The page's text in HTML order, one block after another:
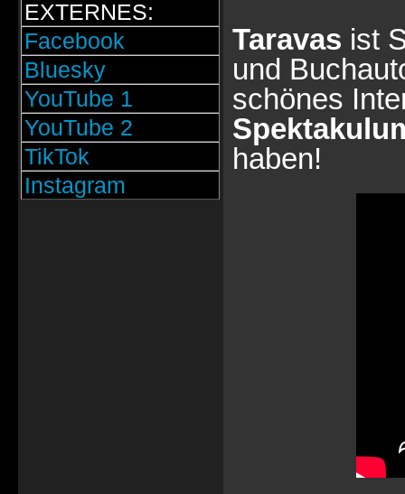
EXTERNES:
Facebook
Bluesky
YouTube 1
YouTube 2
TikTok
Instagram
Taravas ist
und
schönes
haben!